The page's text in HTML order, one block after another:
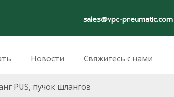
sales@vpc-pneumatic.com
Новости Свяжитесь с нами
PUS, пучок шлангов